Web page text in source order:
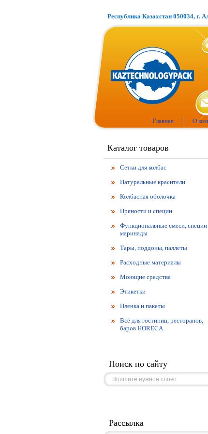
Республика Казахстан 050034, г.
Главная О
Каталог товаров
Сетки для колбас
Натуральные красители
Колбасная оболочка
Пряности и специи
Функциональные смеси,
маринады
Тары, поддоны, паллеты
Расходные материалы
Моющие средства
Этикетки
Пленка и пакеты
Всё для гостиниц, ресторанов,
баров HORECA
Поиск по сайту
Рассылка